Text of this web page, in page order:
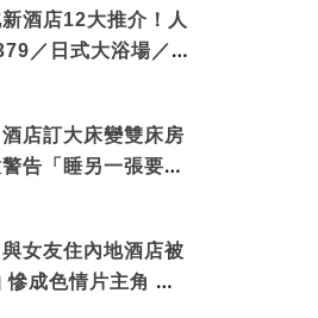
酒店12大推介！人
／日式大浴場／1
店訂大床變雙床房
告「睡另一張要加
女友住內地酒店被
慘成色情片主角 鏡